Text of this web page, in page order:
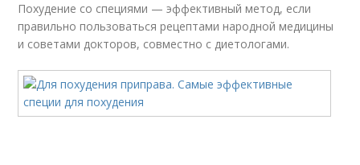
Похудение со специями — эффективный метод, если
правильно пользоваться рецептами народной медицины
и советами докторов, совместно с диетологами.